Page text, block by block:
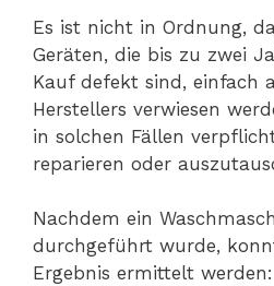
Es ist nicht in Ordnung,
Geräten, die bis zu zwei
Kauf defekt sind, einfach
Herstellers verwiesen
in solchen Fällen
reparieren oder
Nachdem ein
durchgeführt wurde,
Ergebnis ermittelt werden: